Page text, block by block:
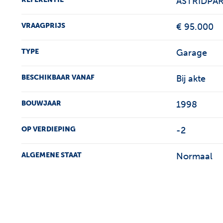
VRAAGPRIJS € 95.000
TYPE Garage
BESCHIKBAAR VANAF Bij akte
BOUWJAAR 1998
OP VERDIEPING -2
ALGEMENE STAAT Normaal